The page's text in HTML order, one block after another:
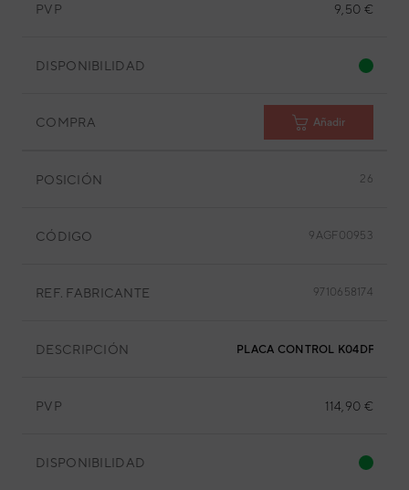
PVP 9,50 €
DISPONIBILIDAD
COMPRA Añadir
POSICIÓN 26
CÓDIGO 9AGF00953
REF. FABRICANTE 9710658174
DESCRIPCIÓN PLACA CONTROL K04DF-
PVP 114,90 €
DISPONIBILIDAD